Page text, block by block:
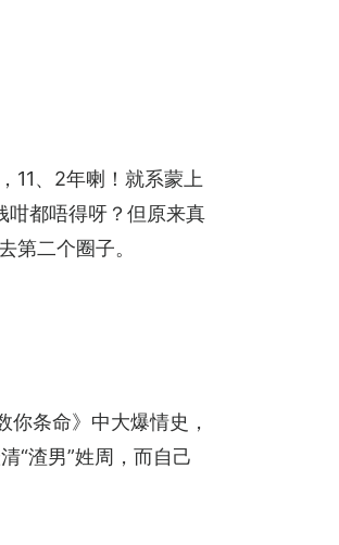
11、2年喇！就系蒙上
咁都唔得呀？但原来真
第二个圈子。
条命》中大爆情史，
“渣男”姓周，而自己